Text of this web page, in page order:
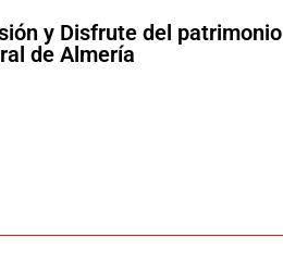
y Disfrute del patrimonio
de Almería